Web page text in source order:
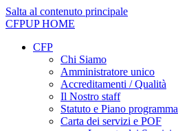
Salta al contenuto principale
CFPUPHOME
CFP
Chi Siamo
Amministratore unico
Accreditamenti / Qualità
Il Nostro staff
Statuto e Piano programma
Carta dei servizi e POF